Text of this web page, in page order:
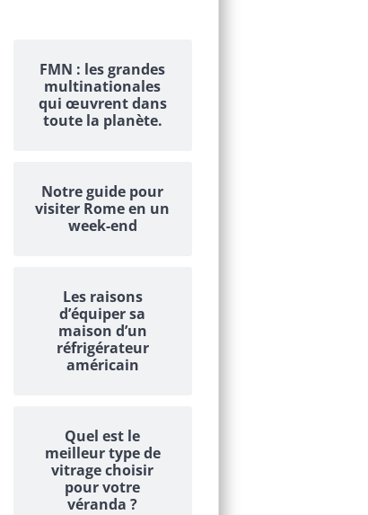
FMN : les grandes
multinationales
qui œuvrent dans
toute la planète.
Notre guide pour
visiter Rome en un
week-end
Les raisons
d’équiper sa
maison d’un
réfrigérateur
américain
Quel est le
meilleur type de
vitrage choisir
pour votre
véranda ?